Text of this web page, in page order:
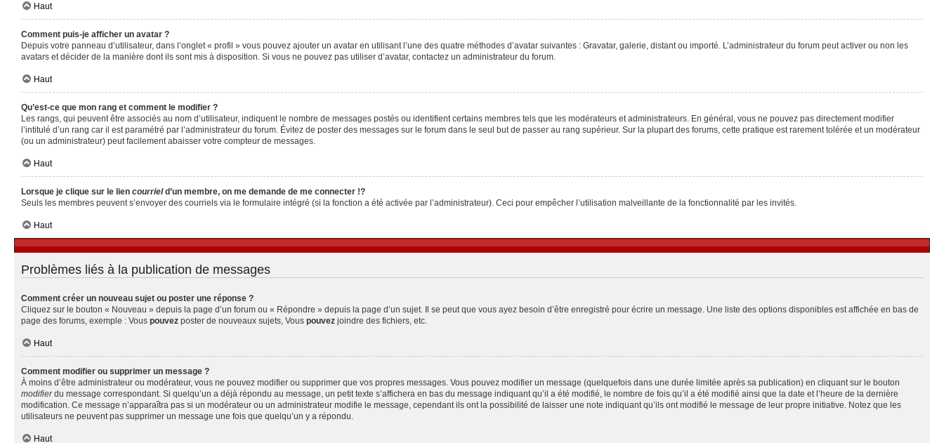
Haut
Comment puis-je afficher un avatar ?
Depuis votre panneau d’utilisateur, dans l’onglet « profil » vous pouvez ajouter un avatar en utilisant l’une des quatre méthodes d’avatar suivantes : Gravatar, galerie, distant ou importé. L’administrateur du forum peut activer ou non les
avatars et décider de la manière dont ils sont mis à disposition. Si vous ne pouvez pas utiliser d’avatar, contactez un administrateur du forum.
Haut
Qu’est-ce que mon rang et comment le modifier ?
Les rangs, qui peuvent être associés au nom d’utilisateur, indiquent le nombre de messages postés ou identifient certains membres tels que les modérateurs et administrateurs. En général, vous ne pouvez pas directement modifier
l’intitulé d’un rang car il est paramétré par l’administrateur du forum. Évitez de poster des messages sur le forum dans le seul but de passer au rang supérieur. Sur la plupart des forums, cette pratique est rarement tolérée et un modérateur
(ou un administrateur) peut facilement abaisser votre compteur de messages.
Haut
Lorsque je clique sur le lien courrield’un membre, on me demande de me connecter !?
Seuls les membres peuvent s’envoyer des courriels via le formulaire intégré (si la fonction a été activée par l’administrateur). Ceci pour empêcher l’utilisation malveillante de la fonctionnalité par les invités.
Haut
Problèmes liés à la publication de messages
Comment créer un nouveau sujet ou poster une réponse ?
Cliquez sur le bouton « Nouveau » depuis la page d’un forum ou « Répondre » depuis la page d’un sujet. Il se peut que vous ayez besoin d’être enregistré pour écrire un message. Une liste des options disponibles est affichée en bas de
page des forums, exemple : Vous pouvez poster de nouveaux sujets, Vous pouvez joindre des fichiers, etc.
Haut
Comment modifier ou supprimer un message ?
À moins d’être administrateur ou modérateur, vous ne pouvez modifier ou supprimer que vos propres messages. Vous pouvez modifier un message (quelquefois dans une durée limitée après sa publication) en cliquant sur le bouton
modifierdu message correspondant. Si quelqu’un a déjà répondu au message, un petit texte s’affichera en bas du message indiquant qu’il a été modifié, le nombre de fois qu’il a été modifié ainsi que la date et l’heure de la dernière
modification. Ce message n’apparaîtra pas si un modérateur ou un administrateur modifie le message, cependant ils ont la possibilité de laisser une note indiquant qu’ils ont modifié le message de leur propre initiative. Notez que les
utilisateurs ne peuvent pas supprimer un message une fois que quelqu’un y a répondu.
Haut